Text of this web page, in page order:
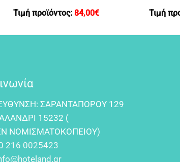
Τιμή προϊόντος:84,00€ Τιμή
ΣAPANTAΠOPOY 129
15232 (
NOMIΣMATOKOΠEIOY)
216 0025423